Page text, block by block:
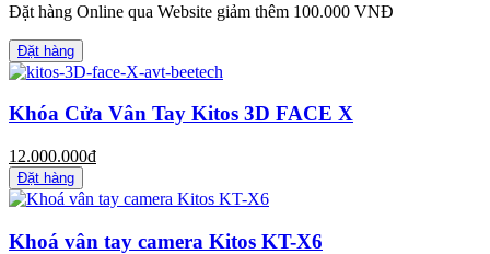
Đặt hàng Online qua Website giảm thêm 100.000 VNĐ
Đặt hàng
Khóa Cửa Vân Tay Kitos 3D FACE X
12.000.000đ
Đặt hàng
Khoá vân tay camera Kitos KT-X6